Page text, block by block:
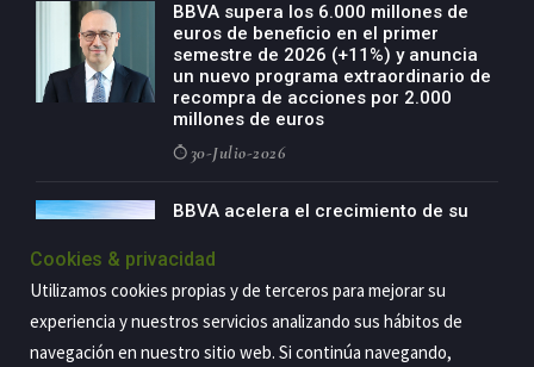
BBVA supera los 6.000 millones de
euros de beneficio en el primer
semestre de 2026 (+11%) y anuncia
un nuevo programa extraordinario de
recompra de acciones por 2.000
millones de euros
30-Julio-2026
BBVA acelera el crecimiento de su
de especialización presente en siete
Cookies & privacidad
Utilizamos cookies propias y de terceros para mejorar su
experiencia y nuestros servicios analizando sus hábitos de
navegación en nuestro sitio web. Si continúa navegando,